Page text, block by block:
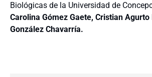
Biológicas de la Universidad de
Carolina Gómez Gaete, Cristian
González Chavarría.